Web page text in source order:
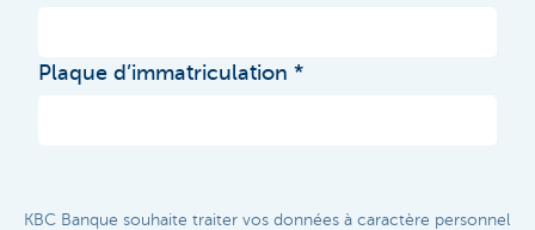
Plaque d’immatriculation
KBC Banque souhaite traiter vos données à caractère personnel